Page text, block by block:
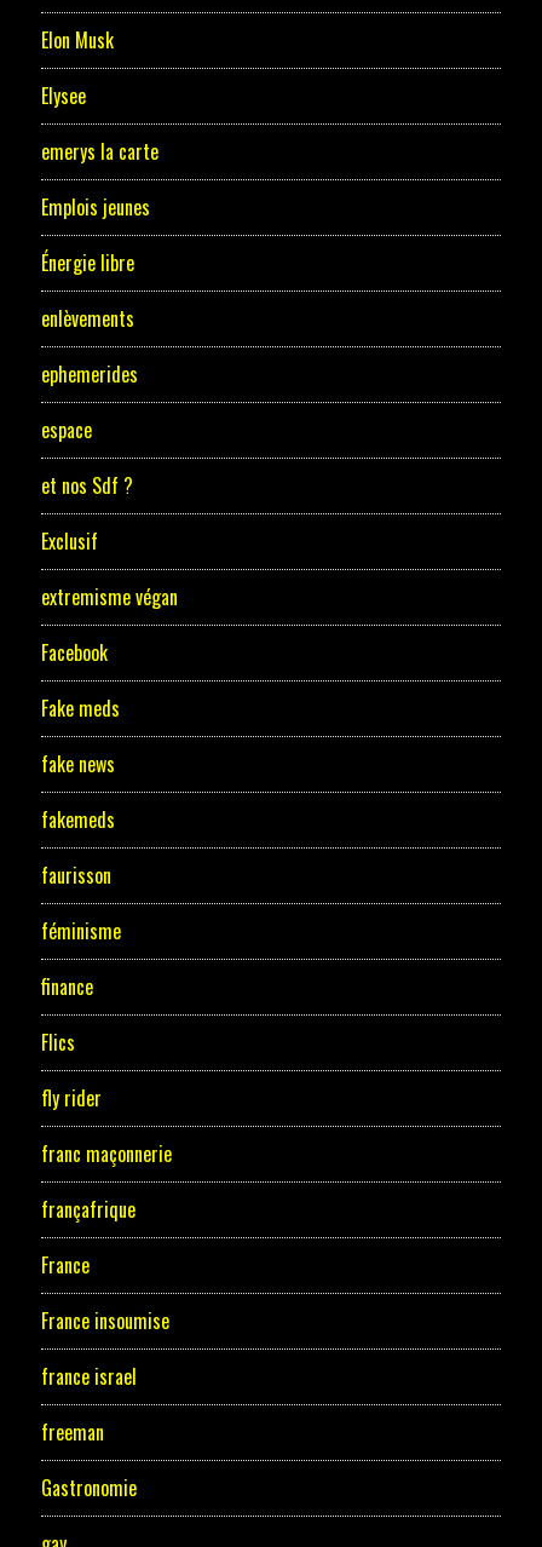
Elon Musk
Elysee
emerys la carte
Emplois jeunes
Énergie libre
enlèvements
ephemerides
espace
et nos Sdf ?
Exclusif
extremisme végan
Facebook
Fake meds
fake news
fakemeds
faurisson
féminisme
finance
Flics
fly rider
franc maçonnerie
françafrique
France
France insoumise
france israel
freeman
Gastronomie